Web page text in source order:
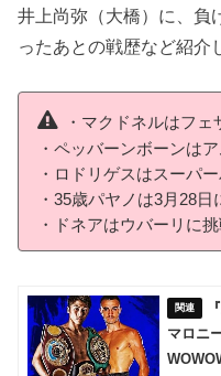
井上尚弥（大橋）に、負
ったあとの戦歴など紹介
・マクドネルはフェ
・ペッバーンボーンは
・ロドリゲスはスーパ
・35歳パヤノは3月28
・ドネアはウバーリに
マロニ